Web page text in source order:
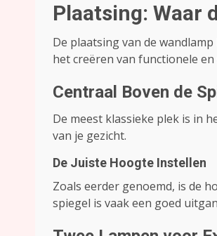
Plaatsing: Waar
De plaatsing van de
het creëren van functionele
Centraal Boven de
De meest klassieke plek is in
van je gezicht.
De Juiste Hoogte Instellen
Zoals eerder genoemd, is de
spiegel is vaak een goed